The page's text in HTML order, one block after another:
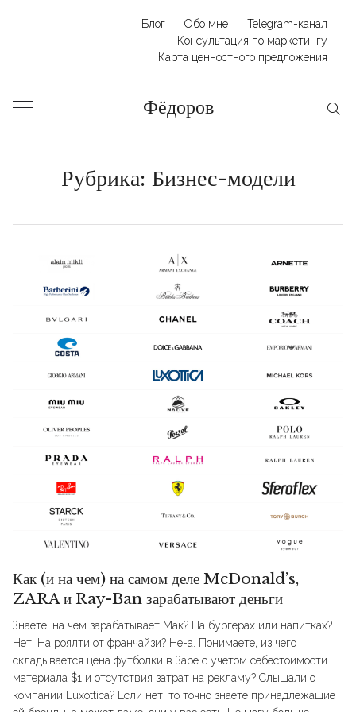
Блог Обо мне
Telegram-канал
Консультация по маркетингу
Карта ценностного предложения
Фёдоров
Рубрика: Бизнес-модели
Как (и на чем) на самом деле McDonald’s,
ZARA и Ray-Ban зарабатывают деньги
Знаете, на чем зарабатывает Мак? На бургерах или напитках?
Нет. На роялти от франчайзи? Не-а. Понимаете, из чего
складывается цена футболки в Заре с учетом себестоимости
материала $1 и отсутствия затрат на рекламу? Слышали о
компании Luxottica? Если нет, то точно знаете принадлежащие